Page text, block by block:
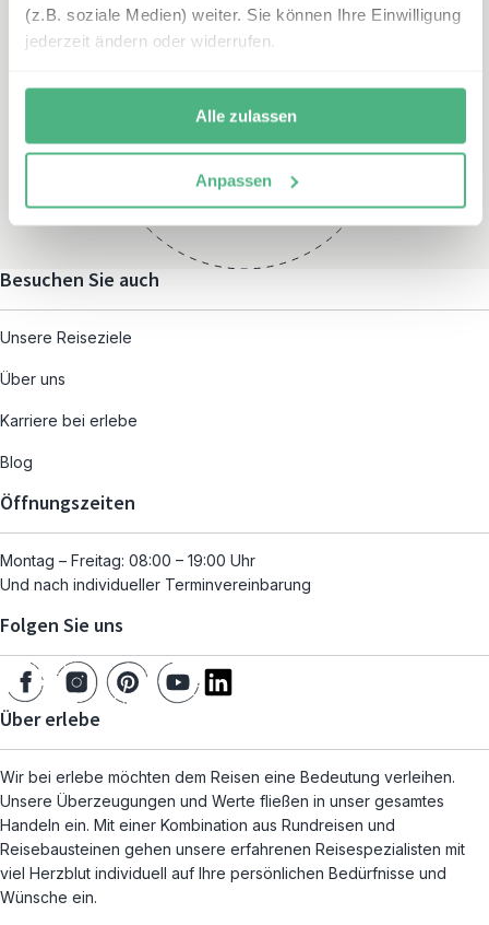
(z.B. soziale Medien) weiter. Sie können Ihre Einwilligung
jederzeit ändern oder widerrufen.
Alle zulassen
Anpassen
Montag – Freitag:
und nach individueller
Terminvereinbarung
Besuchen Sie auch
Unsere Reiseziele
Über uns
Karriere bei erlebe
Blog
Öffnungszeiten
Montag – Freitag: 08:00 – 19:00 Uhr
Und nach individueller Terminvereinbarung
Folgen Sie uns
Über erlebe
Wir bei erlebe möchten dem Reisen eine Bedeutung verleihen.
Unsere Überzeugungen und Werte fließen in unser gesamtes
Handeln ein. Mit einer Kombination aus Rundreisen und
Reisebausteinen gehen unsere erfahrenen Reisespezialisten mit
viel Herzblut individuell auf Ihre persönlichen Bedürfnisse und
Wünsche ein.